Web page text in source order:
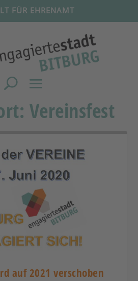
FÜR EHRENAMT
Vereinsfest
auf 2021 verschoben